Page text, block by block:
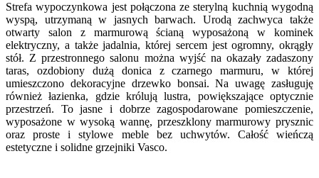
Strefa wypoczynkowa jest połączona ze sterylną kuchnią wygodną
wyspą, utrzymaną w jasnych barwach. Urodą zachwyca także
otwarty salon z marmurową ścianą wyposażoną w kominek
elektryczny, a także jadalnia, której sercem jest ogromny, okrągły
stół. Z przestronnego salonu można wyjść na okazały zadaszony
taras, ozdobiony dużą donica z czarnego marmuru, w której
umieszczono dekoracyjne drzewko bonsai. Na uwagę zasługuję
również łazienka, gdzie królują lustra, powiększające optycznie
przestrzeń. To jasne i dobrze zagospodarowane pomieszczenie,
wyposażone w wysoką wannę, przeszklony marmurowy prysznic
oraz proste i stylowe meble bez uchwytów. Całość wieńczą
estetyczne i solidne grzejniki Vasco.